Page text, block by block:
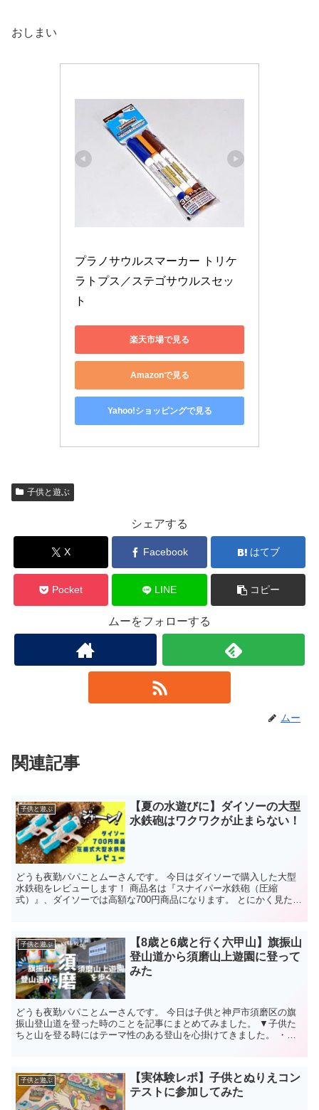
おしまい
プラノサウルスマーカー トリケ
ラトプス／ステゴサウルスセッ
ト
楽天市場で見る
Amazonで見る
Yahoo!ショッピングで見る
子供と遊ぶ
シェアする
X Facebook はてブ
Pocket LINE コピー
ムーをフォローする
ムー
関連記事
子供と遊ぶ
【夏の水遊びに】ダイソーの大型
水鉄砲はワクワクが止まらない！
どうも夜勤パパことムーさんです。 今日はダイソーで購入した大型
水鉄砲をレビューします！ 商品名は『スナイパー水鉄砲（圧縮
式）』、ダイソーでは高額な700円商品になります。 とにかく見た目
子供と遊ぶ
【8歳と6歳と行く六甲山】旗振山
登山道から須磨山上遊園に登って
みた
どうも夜勤パパことムーさんです。 今日は子供と神戸市須磨区の旗
振山登山道を登った時のことを記事にまとめてみました。 ▼子供た
ちと山を登る時にはテーマ性のある登山を心掛けてきました。 ・山
子供と遊ぶ
【実体験レポ】子供とぬりえコン
テストに参加してみた